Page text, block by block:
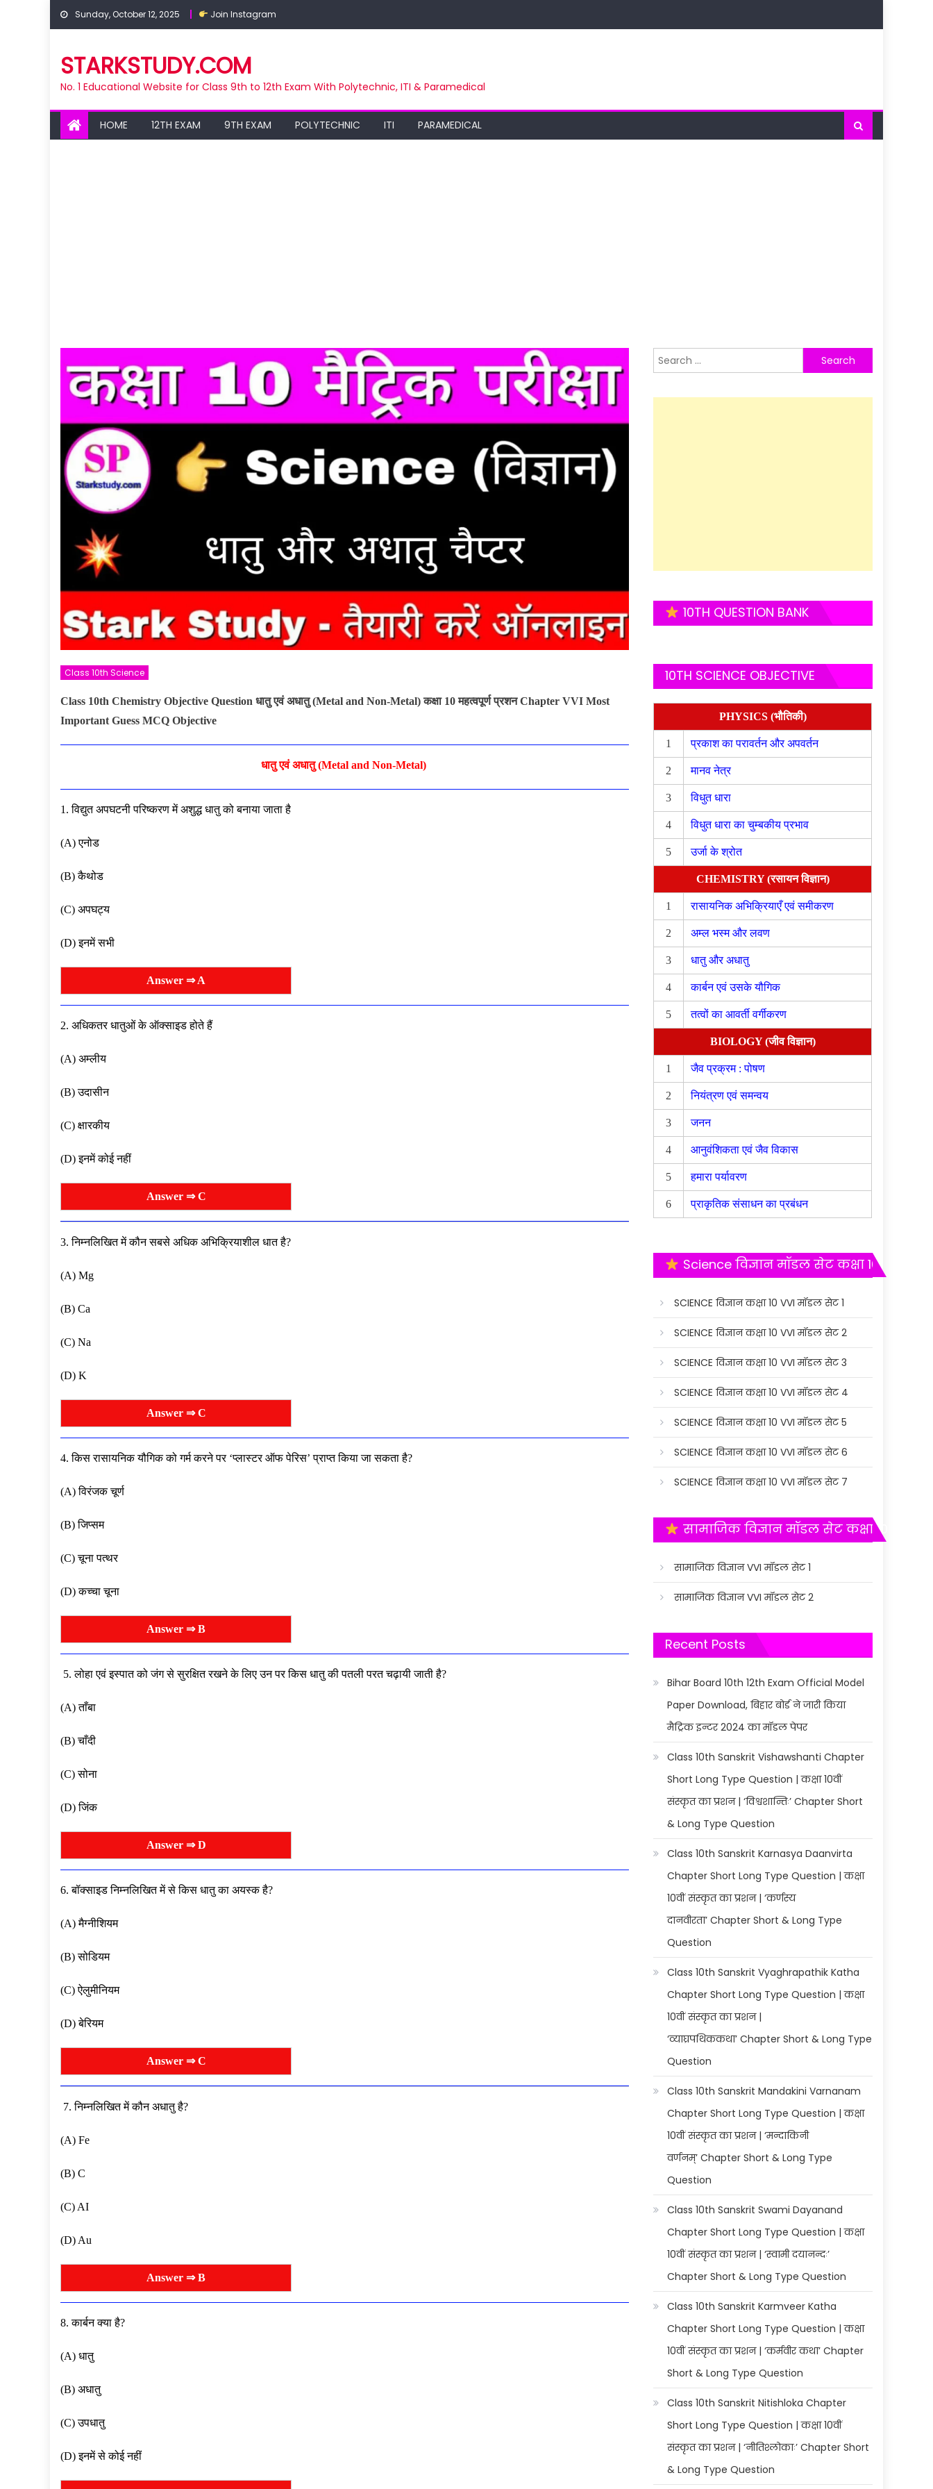
Skip
Sunday, October 12, 2025 Join Instagram
STARKSTUDY.COM
No. 1 Educational Website for Class 9th to 12th Exam With Polytechnic, ITI & Paramedical
HOME 12TH EXAM 9TH EXAM POLYTECHNIC ITI PARAMEDICAL
Class 10th Science
Class 10th Chemistry Objective Question धातु एवं अधातु (Metal and Non-Metal)कक्षा 10 महत्वपूर्ण प्रशन Chapter VVI Most
Important Guess MCQ Objective
धातु एवं अधातु (Metal and Non-Metal)
1. विद्युत अपघटनी परिष्करण में अशुद्ध धातु को बनाया जाता है
(A) एनोड
(B) कैथोड
(C) अपघट्य
(D) इनमें सभी
Answer ⇒ A
2. अधिकतर धातुओं के ऑक्साइड होते हैं
(A) अम्लीय
(B) उदासीन
(C) क्षारकीय
(D) इनमें कोई नहीं
Answer ⇒ C
3. निम्नलिखित में कौन सबसे अधिक अभिक्रियाशील धात है?
(A) Mg
(B) Ca
(C) Na
(D) K
Answer ⇒ C
4. किस रासायनिक यौगिक को गर्म करने पर ‘प्लास्टर ऑफ पेरिस’ प्राप्त किया जा सकता है?
(A) विरंजक चूर्ण
(B) जिप्सम
(C) चूना पत्थर
(D) कच्चा चूना
Answer ⇒ B
5. लोहा एवं इस्पात को जंग से सुरक्षित रखने के लिए उन पर किस धातु की पतली परत चढ़ायी जाती है?
(A) ताँबा
(B) चाँदी
(C) सोना
(D) जिंक
Answer ⇒ D
6. बॉक्साइड निम्नलिखित में से किस धातु का अयस्क है?
(A) मैग्नीशियम
(B) सोडियम
(C) ऐलुमीनियम
(D) बेरियम
Answer ⇒ C
7. निम्नलिखित में कौन अधातु है?
(A) Fe
(B) C
(C) AI
(D) Au
Answer ⇒ B
8. कार्बन क्या है?
(A) धातु
(B) अधातु
(C) उपधातु
(D) इनमें से कोई नहीं
Search
for:
10TH QUESTION BANK
10TH SCIENCE OBJECTIVE
PHYSICS (भौतिकी)
1 प्रकाश का परावर्तन और अपवर्तन
2 मानव नेत्र
3 विधुत धारा
4 विधुत धारा का चुम्बकीय प्रभाव
5 उर्जा के श्रोत
CHEMISTRY (रसायन विज्ञान)
1 रासायनिक अभिक्रियाएँ एवं समीकरण
2 अम्ल भस्म और लवण
3 धातु और अधातु
4 कार्बन एवं उसके यौगिक
5 तत्वों का आवर्ती वर्गीकरण
BIOLOGY (जीव विज्ञान)
1 जैव प्रक्रम : पोषण
2 नियंत्रण एवं समन्वय
3 जनन
4 आनुवंशिकता एवं जैव विकास
5 हमारा पर्यावरण
6 प्राकृतिक संसाधन का प्रबंधन
Science विज्ञान मॉडल सेट कक्षा 10
SCIENCE विज्ञान कक्षा 10 VVI मॉडल सेट 1
SCIENCE विज्ञान कक्षा 10 VVI मॉडल सेट 2
SCIENCE विज्ञान कक्षा 10 VVI मॉडल सेट 3
SCIENCE विज्ञान कक्षा 10 VVI मॉडल सेट 4
SCIENCE विज्ञान कक्षा 10 VVI मॉडल सेट 5
SCIENCE विज्ञान कक्षा 10 VVI मॉडल सेट 6
SCIENCE विज्ञान कक्षा 10 VVI मॉडल सेट 7
सामाजिक विज्ञान मॉडल सेट कक्षा 10
सामाजिक विज्ञान VVI मॉडल सेट 1
सामाजिक विज्ञान VVI मॉडल सेट 2
Recent Posts
Bihar Board 10th 12th Exam Official Model
Paper Download, बिहार बोर्ड ने जारी किया
मैट्रिक इन्टर 2024 का मॉडल पेपर
Class 10th Sanskrit Vishawshanti Chapter
Short Long Type Question | कक्षा 10वीं
संस्कृत का प्रशन | ‘विश्वशान्तिः’ Chapter Short
& Long Type Question
Class 10th Sanskrit Karnasya Daanvirta
Chapter Short Long Type Question | कक्षा
10वीं संस्कृत का प्रशन | ‘कर्णस्य
दानवीरता’ Chapter Short & Long Type
Question
Class 10th Sanskrit Vyaghrapathik Katha
Chapter Short Long Type Question | कक्षा
10वीं संस्कृत का प्रशन |
‘व्याघ्रपथिककथा’ Chapter Short & Long Type
Question
Class 10th Sanskrit Mandakini Varnanam
Chapter Short Long Type Question | कक्षा
10वीं संस्कृत का प्रशन | ‘मन्दाकिनी
वर्णनम्’ Chapter Short & Long Type
Question
Class 10th Sanskrit Swami Dayanand
Chapter Short Long Type Question | कक्षा
10वीं संस्कृत का प्रशन | ‘स्वामी दयानन्दः’
Chapter Short & Long Type Question
Class 10th Sanskrit Karmveer Katha
Chapter Short Long Type Question | कक्षा
10वीं संस्कृत का प्रशन | ‘कर्मवीर कथा’ Chapter
Short & Long Type Question
Class 10th Sanskrit Nitishloka Chapter
Short Long Type Question | कक्षा 10वीं
संस्कृत का प्रशन | ‘नीतिश्लोकाः’ Chapter Short
& Long Type Question